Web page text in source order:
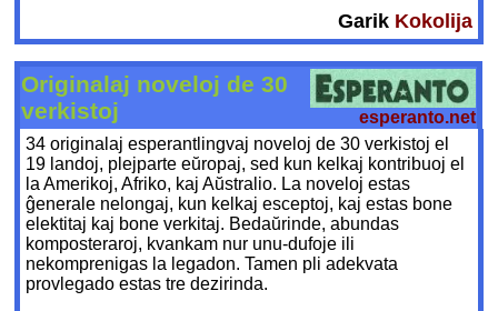
Garik Kokolija
Originalaj noveloj de 30
verkistoj
esperanto.net
34 originalaj esperantlingvaj noveloj de 30 verkistoj el
19 landoj, plejparte eŭropaj, sed kun kelkaj kontribuoj el
la Amerikoj, Afriko, kaj Aŭstralio. La noveloj estas
ĝenerale nelongaj, kun kelkaj esceptoj, kaj estas bone
elektitaj kaj bone verkitaj. Bedaŭrinde, abundas
komposteraroj, kvankam nur unu-dufoje ili
nekomprenigas la legadon. Tamen pli adekvata
provlegado estas tre dezirinda.